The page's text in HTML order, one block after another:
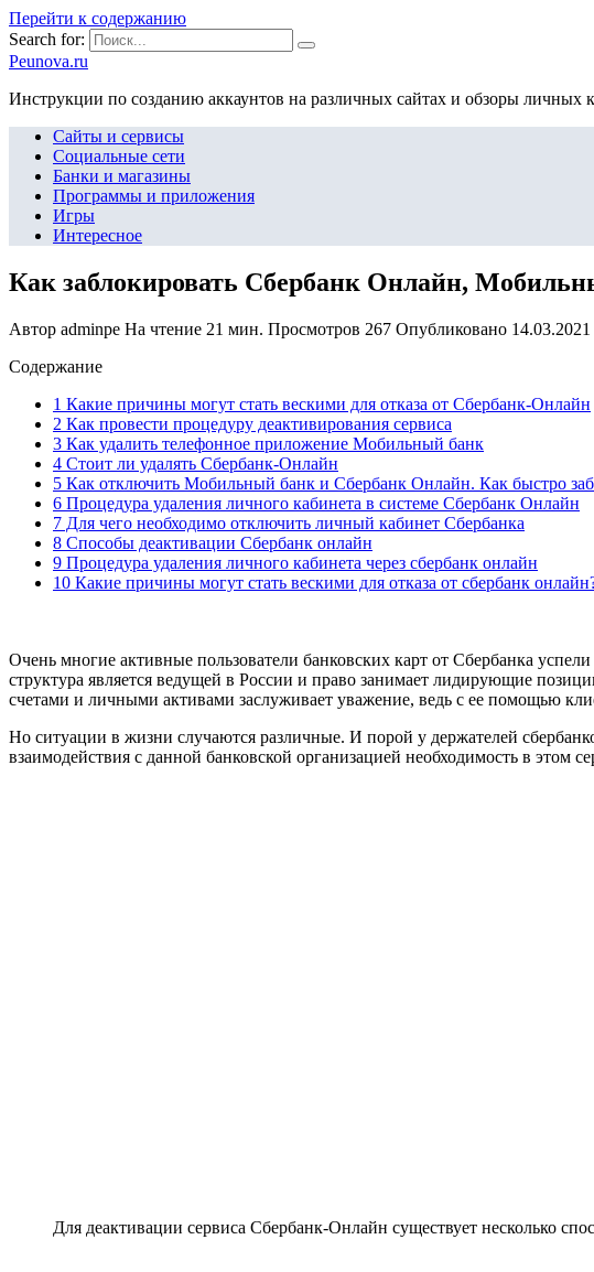
Перейти к содержанию
Search for:
Peunova.ru
Инструкции по созданию аккаунтов на различных сайтах и обзоры личных
Сайты и сервисы
Социальные сети
Банки и магазины
Программы и приложения
Игры
Интересное
Как заблокировать Сбербанк Онлайн,
Автор adminpe На чтение 21 мин. Просмотров 267 Опубликовано 14.03.2021
Содержание
1 Какие причины могут стать вескими для отказа от Сбербанк-Онлайн
2 Как провести процедуру деактивирования сервиса
3 Как удалить телефонное приложение Мобильный банк
4 Стоит ли удалять Сбербанк-Онлайн
5 Как отключить Мобильный банк и Сбербанк Онлайн. Как быстро
6 Процедура удаления личного кабинета в системе Сбербанк Онлайн
7 Для чего необходимо отключить личный кабинет Сбербанка
8 Способы деактивации Сбербанк онлайн
9 Процедура удаления личного кабинета через сбербанк онлайн
10 Какие причины могут стать вескими для отказа от сбербанк
Очень многие активные пользователи банковских карт от Сбербанка
структура является ведущей в России и право занимает лидирующие
счетами и личными активами заслуживает уважение, ведь с ее помощью
Но ситуации в жизни случаются различные. И порой у держателей
взаимодействия с данной банковской организацией необходимость в этом
Для деактивации сервиса Сбербанк-Онлайн существует несколько